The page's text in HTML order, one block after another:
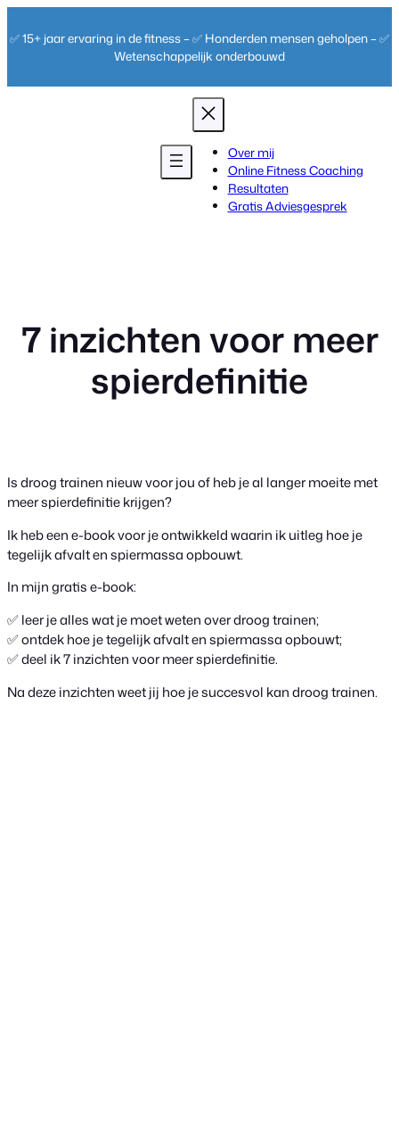
naar
✅ 15+ jaar ervaring in de fitness – ✅ Honderden mensen geholpen – ✅
Wetenschappelijk onderbouwd
Over mij
Online Fitness Coaching
Resultaten
Gratis Adviesgesprek
7 ​inzichten voor meer
spierdefinitie
Is droog trainen nieuw voor jou of heb je al langer moeite met
meer spierdefinitie krijgen?
Ik heb een e-book voor je ontwikkeld waarin ik uitleg hoe je
tegelijk afvalt en spiermassa opbouwt.
In mijn gratis e-book:
✅ leer je alles wat je moet weten over droog trainen;
✅ ontdek hoe je tegelijk afvalt en spiermassa opbouwt;
✅ deel ik 7 inzichten voor meer spierdefinitie.
Na deze inzichten weet jij hoe je succesvol kan droog trainen.